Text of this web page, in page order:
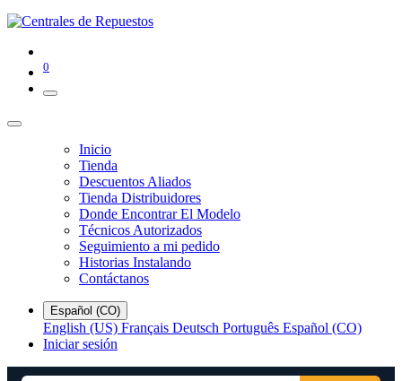
0
Inicio
Tienda
Descuentos Aliados
Tienda Distribuidores
Donde Encontrar El Modelo
Técnicos Autorizados
Seguimiento a mi pedido
Historias Instalando
Contáctanos
Español (CO)
English (US) Français Deutsch Português Español (CO)
Iniciar sesión